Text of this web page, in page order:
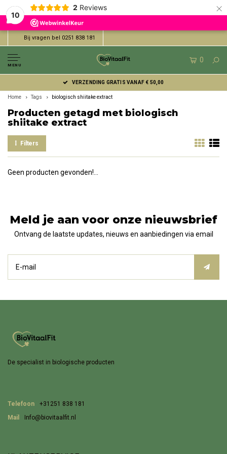
10
2 Reviews ×
Bij vragen bel 0251 838 181
MENU
0
VERZENDING GRATIS VANAF € 50,00
Home Tags biologisch shiitake extract
Producten getagd met biologisch
shiitake extract
Filters
Geen producten gevonden!...
Meld je aan voor onze nieuwsbrief
Ontvang de laatste updates, nieuws en aanbiedingen via email
De specialist in biologische producten
Telefoon
+31251 838 181
Mail
Info@biovitaalfit.nl